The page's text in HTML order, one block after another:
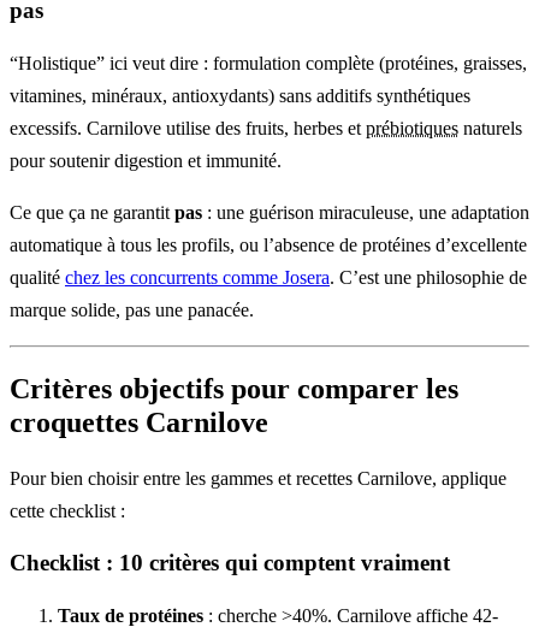
pas
“Holistique” ici veut dire : formulation complète (protéines, graisses,
vitamines, minéraux, antioxydants) sans additifs synthétiques
excessifs. Carnilove utilise des fruits, herbes et prébiotiques naturels
pour soutenir digestion et immunité.
Ce que ça ne garantit pas : une guérison miraculeuse, une adaptation
automatique à tous les profils, ou l’absence de protéines d’excellente
qualité chez les concurrents comme Josera. C’est une philosophie de
marque solide, pas une panacée.
Critères objectifs pour comparer les
croquettes Carnilove
Pour bien choisir entre les gammes et recettes Carnilove, applique
cette checklist :
Checklist : 10 critères qui comptent vraiment
Taux de protéines : cherche >40%. Carnilove affiche 42-